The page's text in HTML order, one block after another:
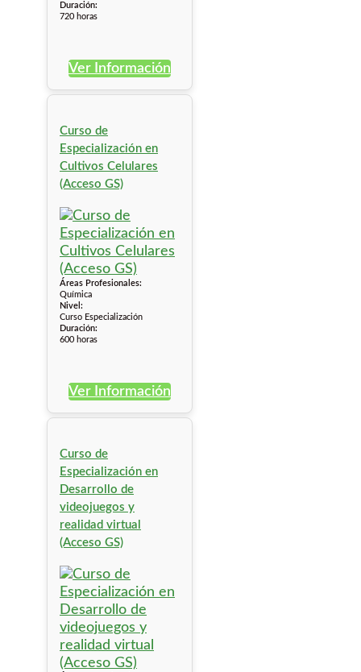
Duración:
720 horas
Ver Información
Curso de
Especialización en
Cultivos Celulares
(Acceso GS)
Áreas Profesionales:
Química
Nivel:
Curso Especialización
Duración:
600 horas
Ver Información
Curso de
Especialización en
Desarrollo de
videojuegos y
realidad virtual
(Acceso GS)